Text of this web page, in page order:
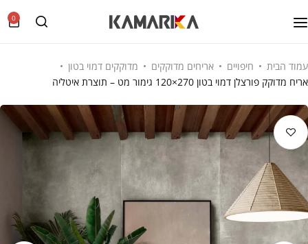
0
עמוד הבית חיפויים אריחים מדוקקים
מדוקקים דמוי בטון
אריח מדוקק פורצלן דמוי בטון 270×120 גימור מט – תוצרת איטליה